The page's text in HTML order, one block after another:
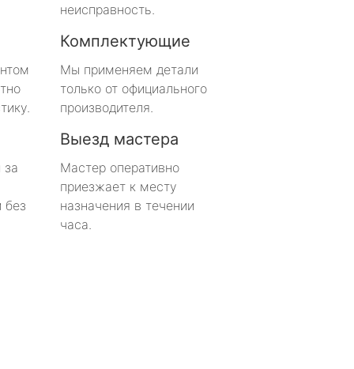
неисправность.
Комплектующие
Мы применяем детали
только от официального
производителя.
за
без
Выезд мастера
Мастер оперативно
приезжает к месту
назначения в течении
часа.